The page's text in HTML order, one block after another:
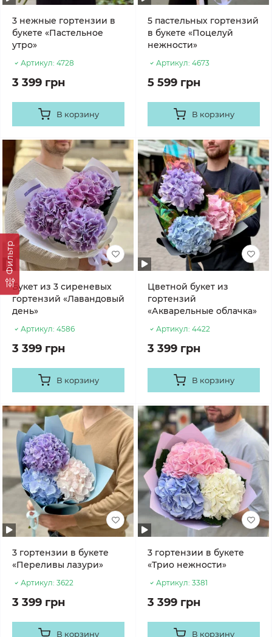
Фильтр
3 нежные гортензии в
букете «Пастельное
утро»
Артикул: 4728
3 399 грн
В корзину
5 пастельных гортензий
в букете «Поцелуй
нежности»
Артикул: 4673
5 599 грн
В корзину
Букет из 3 сиреневых
гортензий «Лавандовый
день»
Артикул: 4586
3 399 грн
В корзину
Цветной букет из
гортензий
«Акварельные облачка»
Артикул: 4422
3 399 грн
В корзину
3 гортензии в букете
«Переливы лазури»
Артикул: 3622
3 399 грн
В корзину
3 гортензии в букете
«Трио нежности»
Артикул: 3381
3 399 грн
В корзину